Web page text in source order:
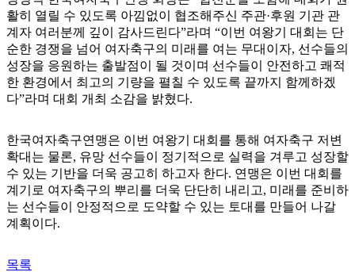
활히 열릴 수 있도록 아낌없이 협조해주신 주관·후원 기관 관
계자 여러분께 깊이 감사드린다”라며 “이번 여왕기 대회는 단
순한 경쟁을 넘어 여자축구의 미래를 여는 무대이자, 선수들의
성장을 응원하는 출발점이 될 것이며 선수들이 안전하고 쾌적
한 환경에서 최고의 기량을 펼칠 수 있도록 끝까지 함께하겠
다”라며 대회 개최 소감을 밝혔다.
한국여자축구연맹은 이번 여왕기 대회를 통해 여자축구 저변
확대는 물론, 유망 선수들이 정기적으로 실력을 겨루고 성장할
수 있는 기반을 더욱 공고히 하고자 한다. 연맹은 이번 대회를
계기로 여자축구의 뿌리를 더욱 단단히 내리고, 미래를 준비하
는 선수들이 안정적으로 도약할 수 있는 토대를 만들어 나갈
계획이다.
목록